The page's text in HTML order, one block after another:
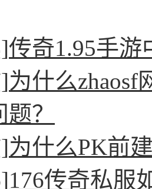
传奇1.95手
为什么
？
为什么PK前
176传奇私服